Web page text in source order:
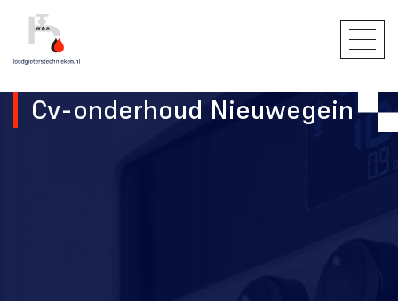
Cv-onderhoud Nieuwegein